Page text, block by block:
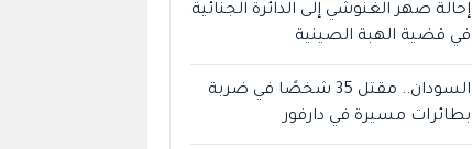
إحالة صهر الغنوشي إلى الدائرة الجنائية
في قضية الهبة الصينية
السودان.. مقتل 35 شخصًا في ضربة
بطائرات مسيرة في دارفور